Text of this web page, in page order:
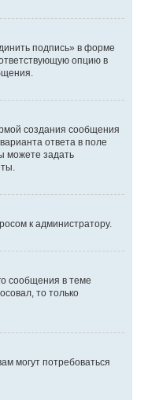
подпись» в форме
опцию в
создания сообщения
ответа в поле
можете задать
к администратору.
сообщения в теме
то только
могут потребоваться